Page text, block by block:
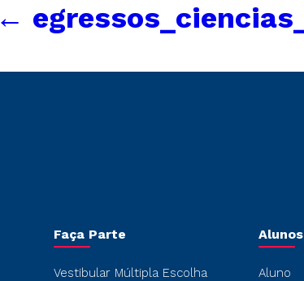
←
Faça Parte
Vestibular Múltipla Escolha
Aluno